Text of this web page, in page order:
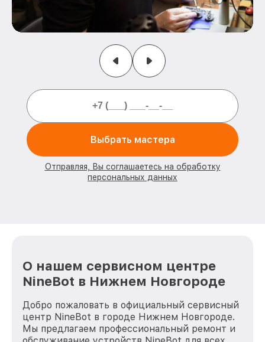
Выбрать мастера
Отправляя, Вы соглашаетесь на обработку
персональных данных
О нашем сервисном центре
NineBot в Нижнем Новгороде
Добро пожаловать в официальный сервисный
центр NineBot в городе Нижнем Новгороде.
Мы предлагаем профессиональный ремонт и